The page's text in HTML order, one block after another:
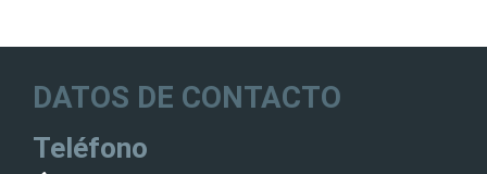
DATOS DE CONTACTO
Teléfono